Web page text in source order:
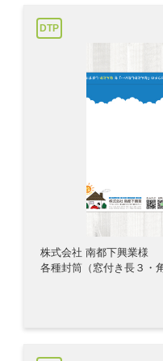
DTP
株式会社 南都下興業様
各種封筒（窓付き長３・